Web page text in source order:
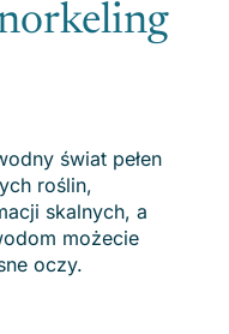
świat pełen
roślin,
skalnych, a
możecie
oczy.